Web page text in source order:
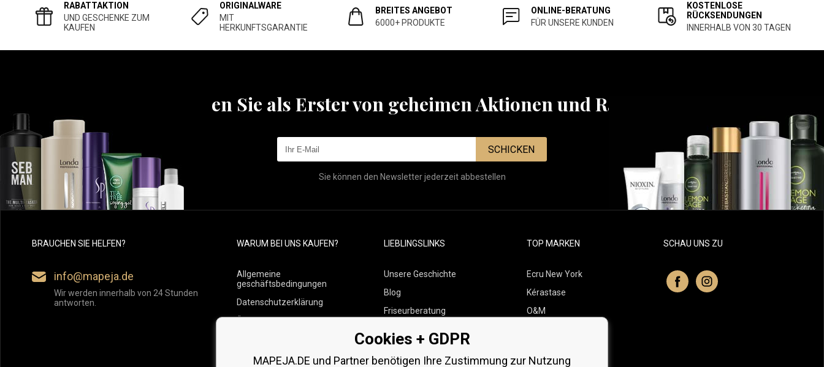
RABATTAKTION
UND GESCHENKE ZUM
KAUFEN
ORIGINALWARE
MIT
HERKUNFTSGARANTIE
BREITES ANGEBOT
6000+ PRODUKTE
ONLINE-BERATUNG
FÜR UNSERE KUNDEN
KOSTENLOSE
RÜCKSENDUNGEN
INNERHALB VON 30 TAGEN
Erfahren Sie als Erster von geheimen Aktionen und Rabatten
SCHICKEN
Sie können den Newsletter jederzeit abbestellen
BRAUCHEN SIE HELFEN?
info@mapeja.de
Wir werden innerhalb von 24 Stunden
antworten.
WARUM BEI UNS KAUFEN?
Allgemeine
geschäftsbedingungen
Datenschutzerklärung
Übersicht über Zahlungen und
LIEBLINGSLINKS
Unsere Geschichte
Blog
Friseurberatung
Kostenlose Produktproben
TOP MARKEN
Ecru New York
Kérastase
O&M
SCHAU UNS ZU
Cookies + GDPR
MAPEJA.DE und Partner benötigen Ihre Zustimmung zur Nutzung